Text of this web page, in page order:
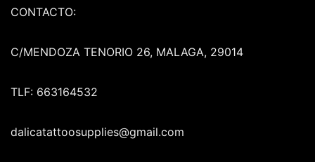
CONTACTO:
C/MENDOZA TENORIO 26, MALAGA, 29014
TLF: 663164532
dalicatattoosupplies@gmail.com